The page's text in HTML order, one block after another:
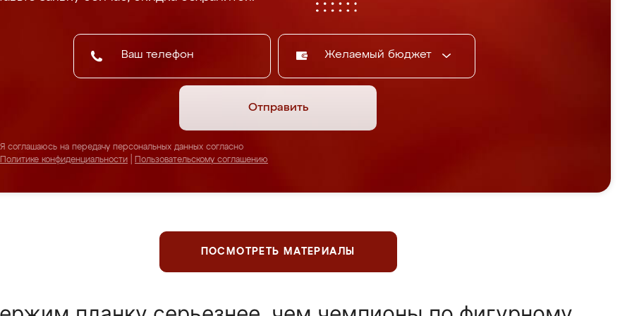
Желаемый бюджет
Отправить
Я соглашаюсь на передачу персональных данных согласно
Политике конфиденциальности
Пользовательскому соглашению
ПОСМОТРЕТЬ МАТЕРИАЛЫ